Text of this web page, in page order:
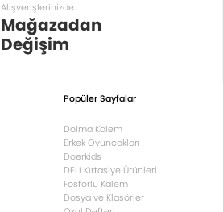
Alışverişlerinizde
Mağazadan
Değişim
Popüler Sayfalar
Dolma Kalem
Erkek Oyuncakları
Doerkids
DELI Kırtasiye Ürünleri
Fosforlu Kalem
Dosya ve Klasörler